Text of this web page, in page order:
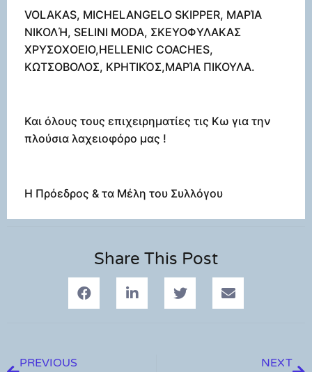
VOLAKAS, MICHELANGELO SKIPPER, ΜΑΡΊΑ
ΝΙΚΟΛΉ, SELINI MODA, ΣΚΕΥΟΦΥΛΑΚΑΣ
ΧΡΥΣΟΧΟΕΙΟ,HELLENIC COACHES,
ΚΩΤΣΟΒΟΛΟΣ, ΚΡΗΤΙΚΌΣ,ΜΑΡΊΑ ΠΙΚΟΥΛΑ.
Και όλους τους επιχειρηματίες τις Κω για την
πλούσια λαχειοφόρο μας !
Η Πρόεδρος & τα Μέλη του Συλλόγου
Share This Post
PREVIOUS NEXT